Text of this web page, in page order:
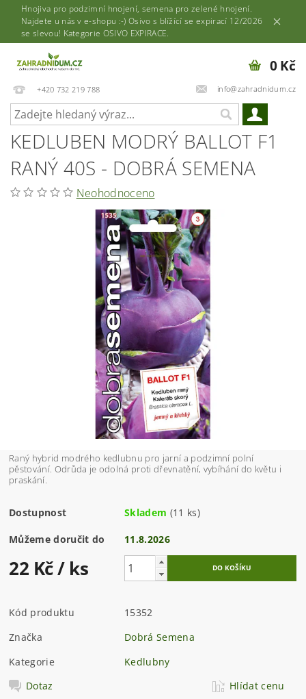
Hnojiva pro podzimní hnojení, semena pro zelené hnojení.
Najdete u nás v e-shopu :-) Osivo s blížící se expirací 12/2026
se slevou! Kategorie OSIVO EXPIRACE.
+420 732 219 788 info@zahradnidum.cz
0 Kč
KEDLUBEN MODRÝ BALLOT F1
RANÝ 40S - DOBRÁ SEMENA
Neohodnoceno
Raný hybrid modrého kedlubnu pro jarní a podzimní polní
pěstování. Odrůda je odolná proti dřevnatění, vybíhání do květu i
praskání.
Dostupnost Skladem (11 ks)
Můžeme doručit do 11.8.2026
22 Kč/ ks
Kód produktu
15352
Značka
Dobrá Semena
Kategorie
Kedlubny
Dotaz
Hlídat cenu